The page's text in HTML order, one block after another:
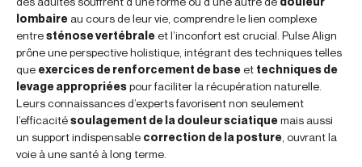
lombaire au cours de leur vie, comprendre le lien complexe
entresténose vertébraleet l’inconfort est crucial. Pulse Align
prône une perspective holistique, intégrant des techniques telles
que exercices de renforcement de baseet techniques de
levage appropriéespour faciliter la récupération naturelle.
Leurs connaissances d’experts favorisent non seulement
l’efficacitésoulagement de la douleur sciatiquemais aussi
un support indispensable correction de la posture , ouvrant la
voie à une santé à long terme.